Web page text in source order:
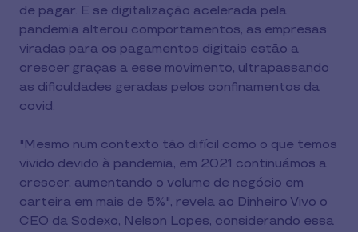
de pagar. E se digitalização acelerada pela
pandemia alterou comportamentos, as empresas
viradas para os pagamentos digitais estão a
crescer graças a esse movimento, ultrapassando
as dificuldades geradas pelos confinamentos da
covid.
"Mesmo num contexto tão difícil como o que temos
vivido devido à pandemia, em 2021 continuámos a
crescer, aumentando o volume de negócio em
carteira em mais de 5%", revela ao Dinheiro Vivo o
CEO da Sodexo, Nelson Lopes, considerando essa